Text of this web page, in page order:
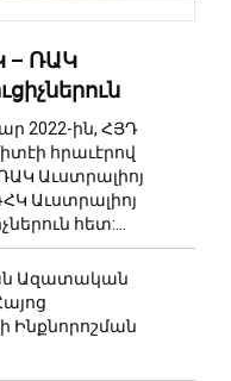
– ՌԱԿ
2022-ին, ՀՅԴ
հրաւէրով
Աւստրալիոյ
Աւստրալիոյ
հետ:...
Ազատական
Ինքնորոշման